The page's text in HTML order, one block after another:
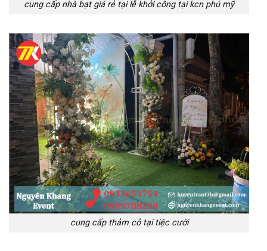
cung cấp nhà bạt giá rẻ tại lễ khởi công tại kcn phú mỹ
cung cấp thảm cỏ tại tiệc cưới